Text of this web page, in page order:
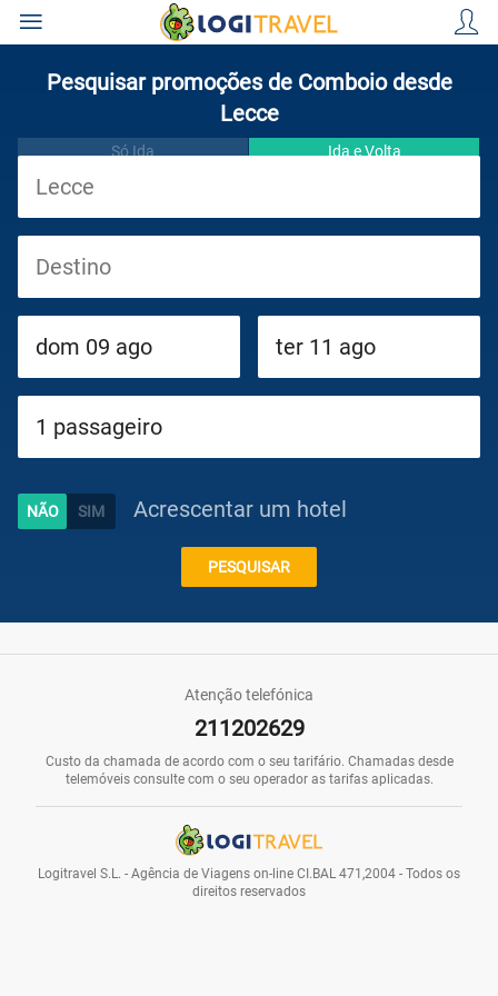
Cruzeiros
Circuitos
Caraíbas
Pesquisar promoções de Comboio desde
Lecce
Só Ida Ida e Volta
Acrescentar um hotel
PESQUISAR
Atenção telefónica
211202629
Custo da chamada de acordo com o seu tarifário. Chamadas desde
telemóveis consulte com o seu operador as tarifas aplicadas.
Logitravel S.L. - Agência de Viagens on-line CI.BAL 471,2004 - Todos os
direitos reservados